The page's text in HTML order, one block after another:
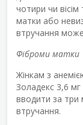
чотири чи
матки або
втручання
Фіброми матки
Жінкам з
Золадекс 3,6 мг
вводити за три
втручання.